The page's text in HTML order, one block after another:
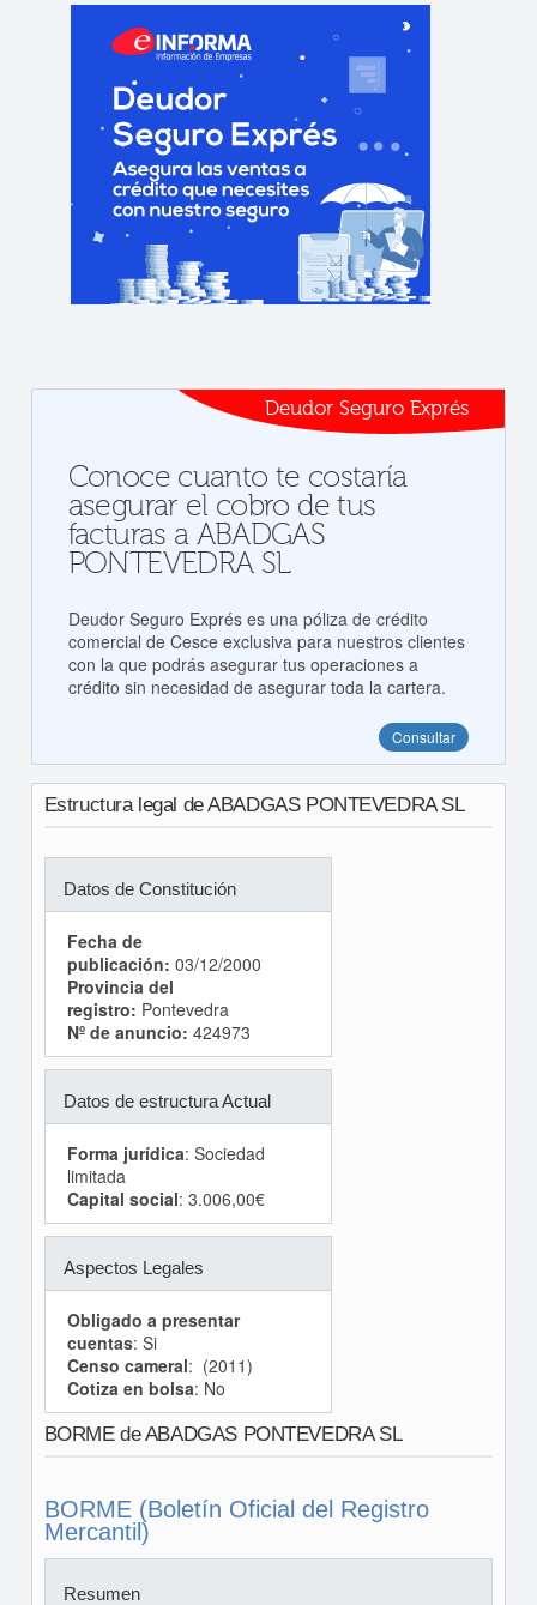
Deudor Seguro Exprés
Conoce cuanto te costaría
asegurar el cobro de tus
facturas a ABADGAS
PONTEVEDRA SL
Deudor Seguro Exprés es una póliza de crédito
comercial de Cesce exclusiva para nuestros clientes
con la que podrás asegurar tus operaciones a
crédito sin necesidad de asegurar toda la cartera.
Consultar
Estructura legal de ABADGAS PONTEVEDRA SL
Datos de Constitución
Fecha de
publicación: 03/12/2000
Provincia del
registro: Pontevedra
Nº de anuncio: 424973
Datos de estructura Actual
Forma jurídica: Sociedad
limitada
Capital social: 3.006,00€
Aspectos Legales
Obligado a presentar
cuentas: Si
Censo cameral: (2011)
Cotiza en bolsa: No
BORME de ABADGAS PONTEVEDRA SL
BORME (Boletín Oficial del Registro
Mercantil)
Resumen